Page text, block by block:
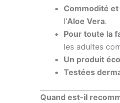
Commodité
l’Aloe Vera.
Pour toute la
les adultes
Un produit
Testées
Quand est-il